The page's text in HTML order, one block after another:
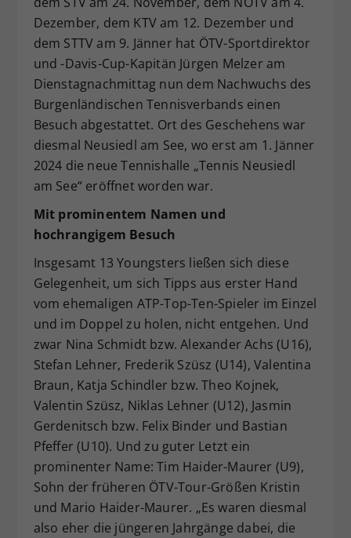
Dezember, dem KTV am 12. Dezember und
dem STTV am 9. Jänner hat ÖTV-Sportdirektor
und -Davis-Cup-Kapitän Jürgen Melzer am
Dienstagnachmittag nun dem Nachwuchs des
Burgenländischen Tennisverbands einen
Besuch abgestattet. Ort des Geschehens war
diesmal Neusiedl am See, wo erst am 1. Jänner
2024 die neue Tennishalle „Tennis Neusiedl
am See“ eröffnet worden war.
Mit prominentem Namen und
hochrangigem Besuch
Insgesamt 13 Youngsters ließen sich diese
Gelegenheit, um sich Tipps aus erster Hand
vom ehemaligen ATP-Top-Ten-Spieler im Einzel
und im Doppel zu holen, nicht entgehen. Und
zwar Nina Schmidt bzw. Alexander Achs (U16),
Stefan Lehner, Frederik Szüsz (U14), Valentina
Braun, Katja Schindler bzw. Theo Kojnek,
Valentin Szüsz, Niklas Lehner (U12), Jasmin
Gerdenitsch bzw. Felix Binder und Bastian
Pfeffer (U10). Und zu guter Letzt ein
prominenter Name: Tim Haider-Maurer (U9),
Sohn der früheren ÖTV-Tour-Größen Kristin
und Mario Haider-Maurer. „Es waren diesmal
also eher die jüngeren Jahrgänge dabei, die
Zweck
Dieser Wert speichert Ihre Consent-
Einstellungen. Unter anderem eine
zufällig generierte ID, für die
historische Speicherung Ihrer
vorgenommen Einstellungen, falls der
Webseiten-Betreiber dies eingestellt
hat.